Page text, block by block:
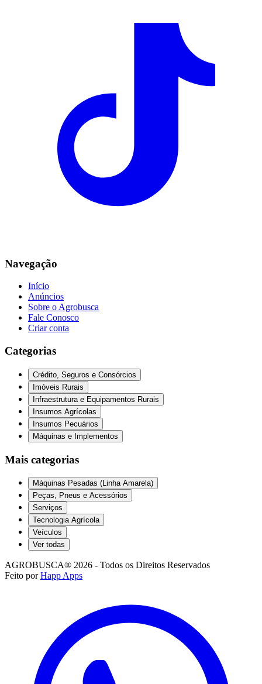
Navegação
Início
Anúncios
Sobre o Agrobusca
Fale Conosco
Criar conta
Categorias
Crédito, Seguros e Consórcios
Imóveis Rurais
Infraestrutura e Equipamentos Rurais
Insumos Agrícolas
Insumos Pecuários
Máquinas e Implementos
Mais categorias
Máquinas Pesadas (Linha Amarela)
Peças, Pneus e Acessórios
Serviços
Tecnologia Agrícola
Veículos
Ver todas
AGROBUSCA® 2026 - Todos os Direitos Reservados
Feito por Happ Apps